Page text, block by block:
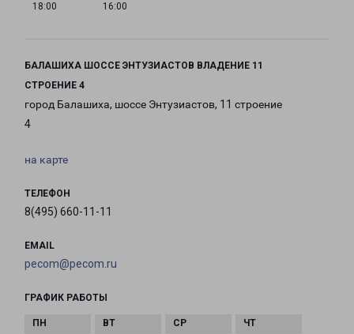
18:00
16:00
БАЛАШИХА ШОССЕ ЭНТУЗИАСТОВ ВЛАДЕНИЕ 11
СТРОЕНИЕ 4
город Балашиха, шоссе Энтузиастов, 11 строение
4
на карте
ТЕЛЕФОН
8(495) 660-11-11
EMAIL
pecom@pecom.ru
ГРАФИК РАБОТЫ